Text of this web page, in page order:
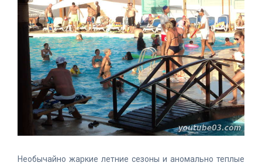
Необычайно жаркие летние сезоны и аномально теплые